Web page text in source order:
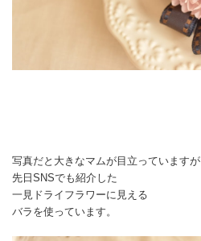
写真だと大きなマムが目立っていますが
先日SNSでも紹介した
一見ドライフラワーに見える
バラを使っています。